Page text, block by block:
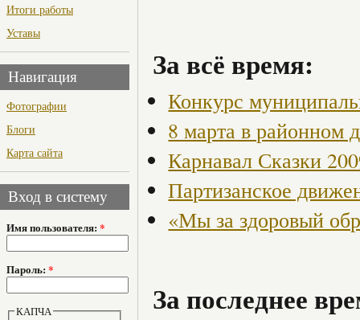
Итоги работы
Уставы
Навигация
Фотографии
Блоги
Карта сайта
Вход в систему
Имя пользователя: *
Пароль: *
КАПЧА
За всё время:
Конкурс
8 марта в районном
Карнавал Сказки
Партизанское
«Мы за здоровый
За последнее